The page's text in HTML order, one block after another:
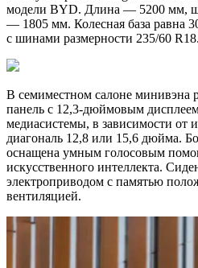
модели BYD. Длина — 5200 мм,
— 1805 мм. Колесная база равна
с шинами размерности 235/60 R18.
В семиместном салоне минивэна
панель с 12,3-дюймовым
медиасистемы, в зависимости от
диагональ 12,8 или 15,6 дюйма.
оснащена умным голосовым
искусственного интеллекта.
электроприводом с памятью
вентиляцией.